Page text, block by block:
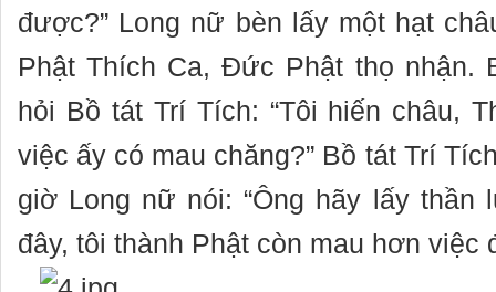
được?” Long nữ bèn lấy một hạt
Phật Thích Ca, Đức Phật thọ nhận.
hỏi Bồ tát Trí Tích: “Tôi hiến châu,
việc ấy có mau chăng?” Bồ tát Trí
giờ Long nữ nói: “Ông hãy lấy thần
đây, tôi thành Phật còn mau hơn việc